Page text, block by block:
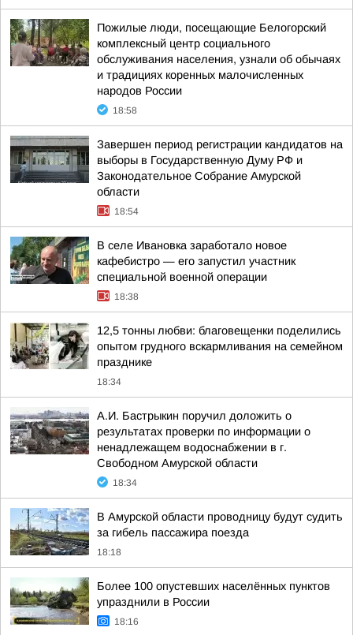
Пожилые люди, посещающие Белогорский
комплексный центр социального
обслуживания населения, узнали об обычаях
и традициях коренных малочисленных
народов России
18:58
Завершен период регистрации кандидатов на
выборы в Государственную Думу РФ и
Законодательное Собрание Амурской
области
18:54
В селе Ивановка заработало новое
кафебистро — его запустил участник
специальной военной операции
18:38
12,5 тонны любви: благовещенки поделились
опытом грудного вскармливания на семейном
празднике
18:34
А.И. Бастрыкин поручил доложить о
результатах проверки по информации о
ненадлежащем водоснабжении в г.
Свободном Амурской области
18:34
В Амурской области проводницу будут судить
за гибель пассажира поезда
18:18
Более 100 опустевших населённых пунктов
упразднили в России
18:16